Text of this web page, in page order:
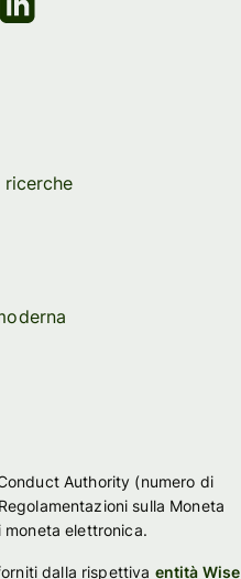
Authority (numero di
sulla Moneta
moneta elettronica.
dalla rispettiva entità Wise